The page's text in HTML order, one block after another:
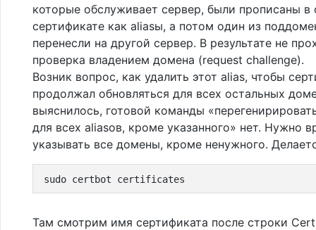
которые обслуживает сервер, были прописаны в
сертификате как aliasы, а потом один из
перенесли на другой сервер. В результате не
проверка владением домена (request challenge).
Возник вопрос, как удалить этот alias, чтобы
продолжал обновляться для всех остальных
выяснилось, готовой команды
для всех aliasов, кроме указанного» нет. Нужно
указывать все домены, кроме ненужного.
sudo certbot certificates
Там смотрим имя сертификата после строки